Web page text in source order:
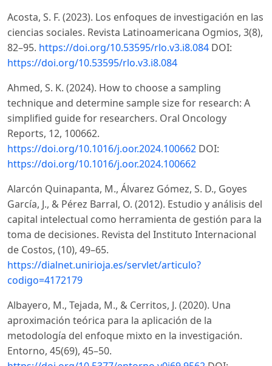
Acosta, S. F. (2023). Los enfoques de investigación en las
ciencias sociales. Revista Latinoamericana Ogmios, 3(8),
82–95. https://doi.org/10.53595/rlo.v3.i8.084 DOI:
https://doi.org/10.53595/rlo.v3.i8.084
Ahmed, S. K. (2024). How to choose a sampling
technique and determine sample size for research: A
simplified guide for researchers. Oral Oncology
Reports, 12, 100662.
https://doi.org/10.1016/j.oor.2024.100662 DOI:
https://doi.org/10.1016/j.oor.2024.100662
Alarcón Quinapanta, M., Álvarez Gómez, S. D., Goyes
García, J., & Pérez Barral, O. (2012). Estudio y análisis del
capital intelectual como herramienta de gestión para la
toma de decisiones. Revista del Instituto Internacional
de Costos, (10), 49–65.
https://dialnet.unirioja.es/servlet/articulo?
codigo=4172179
Albayero, M., Tejada, M., & Cerritos, J. (2020). Una
aproximación teórica para la aplicación de la
metodología del enfoque mixto en la investigación.
Entorno, 45(69), 45–50.